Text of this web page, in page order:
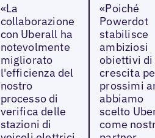
«La
collaborazione
con Uberall ha
notevolmente
migliorato
l'efficienza del
nostro
processo di
verifica delle
stazioni di
«Poiché
Powerdot
stabilisce
ambiziosi
obiettivi di
crescita
prossimi
abbiamo
scelto
come